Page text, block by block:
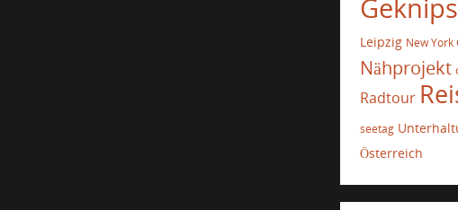
Leipzig New York
Nähprojekt
Radtour
seetag
Österreich